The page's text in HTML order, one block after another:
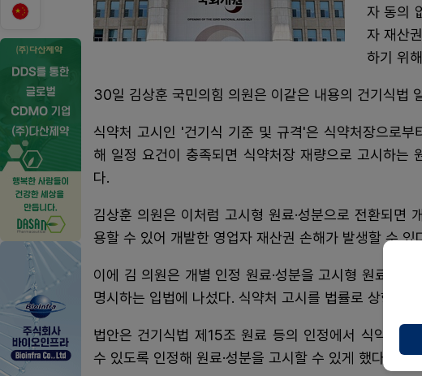
자 동의
자 재산
하기 위
30일 김상훈 국민의힘 의원은 이같은 내용의 건기식법
식약처 고시인 '건기식 기준 및 규격'은 식약처장으로
해 일정 요건이 충족되면 식약처장 재량으로 고시하는
다.
김상훈 의원은 이처럼 고시형 원료·성분으로 전환되면
용할 수 있어 개발한 영업자 재산권 손해가 발생할 수 있
이에 김 의원은 개별 인정 원료·성분을 고시형 원료·성
명시하는 입법에 나섰다. 식약처 고시를 법률로 상향 조
법안은 건기식법 제15조 원료 등의 인정에서 식약처장
수 있도록 인정해 원료·성분을 고시할 수 있게 했다.